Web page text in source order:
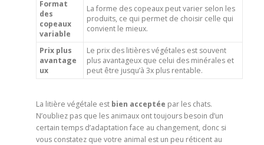
Format
des
copeaux
variable
La forme des copeaux peut varier selon les
produits, ce qui permet de choisir celle qui
convient le mieux.
Prix plus
avantage
ux
Le prix des litières végétales est souvent
plus avantageux que celui des minérales et
peut être jusqu’à 3x plus rentable.
La litière végétale est bien acceptée par les chats.
N’oubliez pas que les animaux ont toujours besoin d’un
certain temps d’adaptation face au changement, donc si
vous constatez que votre animal est un peu réticent au